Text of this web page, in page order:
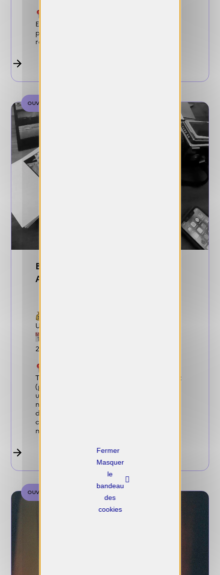
Elle s'adresse aux photographes
professionnels de toutes nationalités,
résidents en France ou à l’étranger.
ouverte
BOURSE ENSP Intelligence
Artificielle 2026-2027
Une bourse de 4000 euros.
2026
Titulaire d'un DNSEP ou diplôme équivalent
(grade Master, école d'art, 2022-2026), avec
une pratique artistique engagée sur les
nouvelles technologies depuis la sortie
d'école et une démarche de recherche-
création en photographie, image, IA et
nouvelles technologies.
ouverte
X
Masquer
le
bandeau
des
cookies